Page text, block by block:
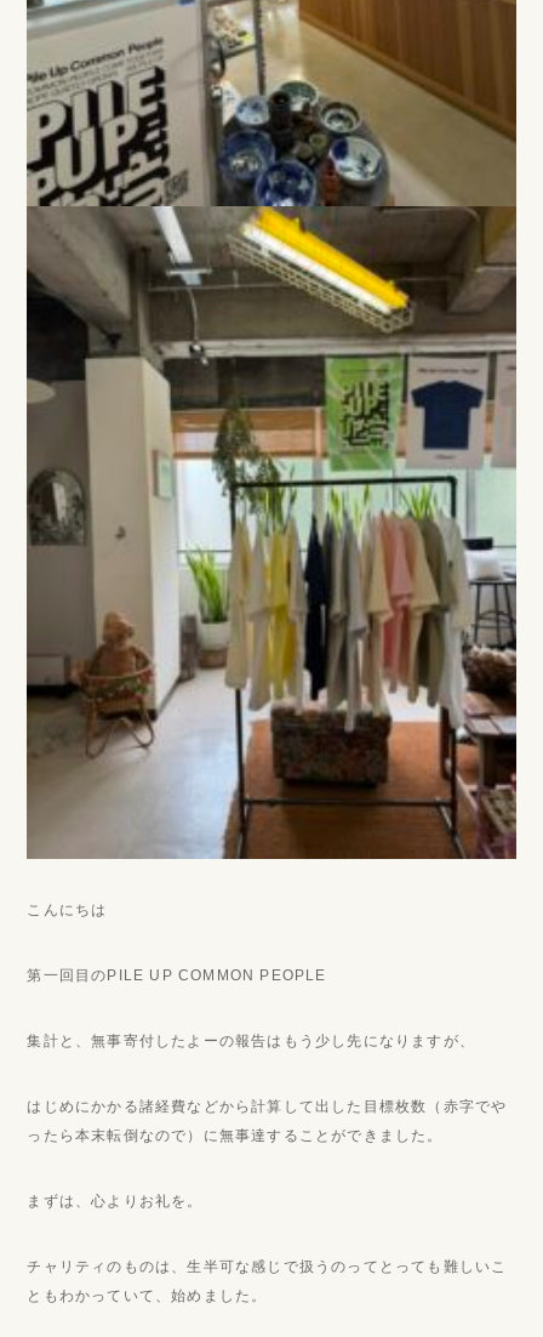
こんにちは
第一回目のPILE UP COMMON PEOPLE
集計と、無事寄付したよーの報告はもう少し先になりますが、
はじめにかかる諸経費などから計算して出した目標枚数（赤字でや
ったら本末転倒なので）に無事達することができました。
まずは、心よりお礼を。
チャリティのものは、生半可な感じで扱うのってとっても難しいこ
ともわかっていて、始めました。